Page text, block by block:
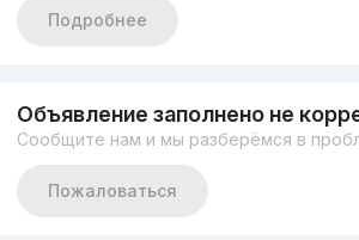
КАЧЕСТВЕННЫЙ ремонт
Вместе с ОБСТАНОВКОЙ
Подробнее
Объявление заполнено не
Сообщите нам и мы разберёмся в
Пожаловаться